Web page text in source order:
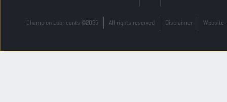
Champion Lubricants ©2025 All rights reserved Disclaimer